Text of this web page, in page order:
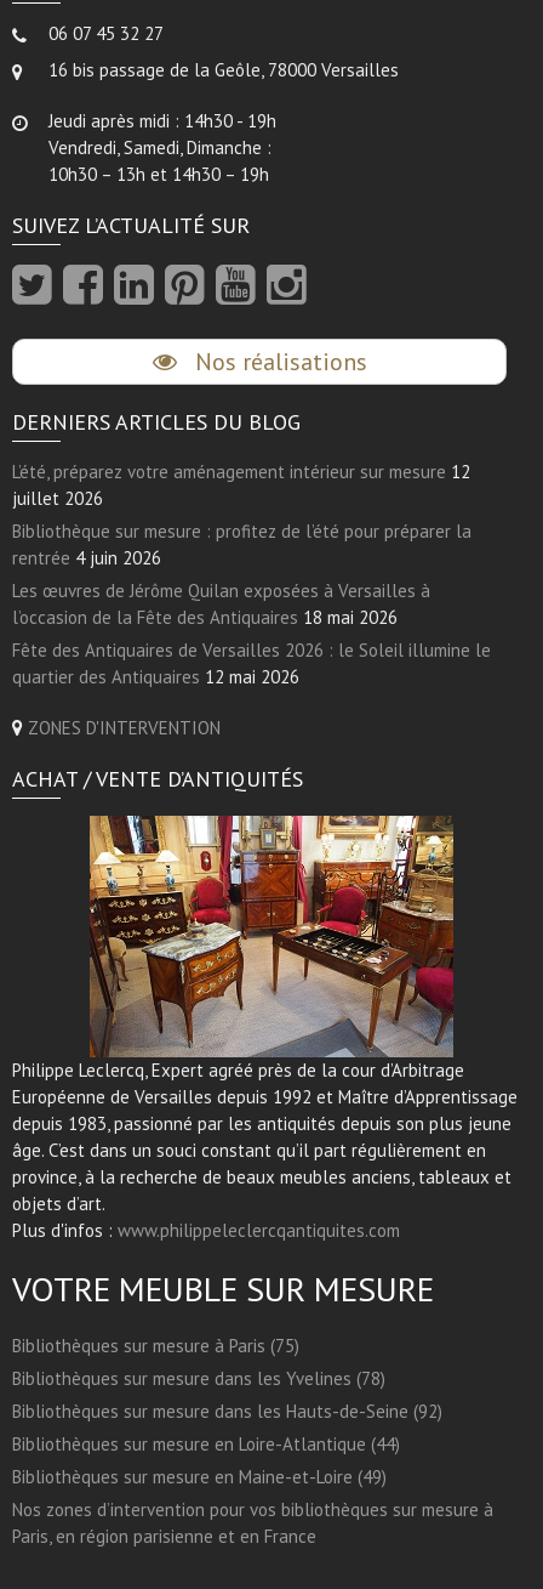
06 07 45 32 27
16 bis passage de la Geôle, 78000 Versailles
Jeudi après midi : 14h30 - 19h
Vendredi, Samedi, Dimanche :
10h30 – 13h et 14h30 – 19h
SUIVEZ L’ACTUALITÉ SUR
Nos réalisations
DERNIERS ARTICLES DU BLOG
L’été, préparez votre aménagement intérieur sur mesure 12
juillet 2026
Bibliothèque sur mesure : profitez de l’été pour préparer la
rentrée 4 juin 2026
Les œuvres de Jérôme Quilan exposées à Versailles à
l’occasion de la Fête des Antiquaires 18 mai 2026
Fête des Antiquaires de Versailles 2026 : le Soleil illumine le
quartier des Antiquaires 12 mai 2026
ZONES D'INTERVENTION
ACHAT / VENTE D’ANTIQUITÉS
Philippe Leclercq, Expert agréé près de la cour d’Arbitrage
Européenne de Versailles depuis 1992 et Maître d’Apprentissage
depuis 1983, passionné par les antiquités depuis son plus jeune
âge. C’est dans un souci constant qu’il part régulièrement en
province, à la recherche de beaux meubles anciens, tableaux et
objets d’art.
Plus d'infos : www.philippeleclercqantiquites.com
VOTRE MEUBLE SUR MESURE
Bibliothèques sur mesure à Paris (75)
Bibliothèques sur mesure dans les Yvelines (78)
Bibliothèques sur mesure dans les Hauts-de-Seine (92)
Bibliothèques sur mesure en Loire-Atlantique (44)
Bibliothèques sur mesure en Maine-et-Loire (49)
Nos zones d’intervention pour vos bibliothèques sur mesure à
Paris, en région parisienne et en France